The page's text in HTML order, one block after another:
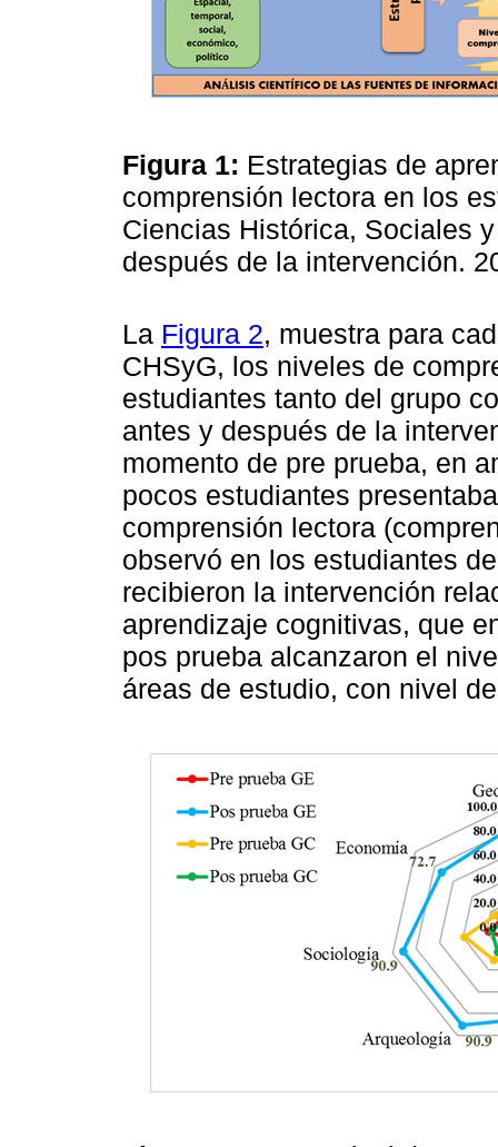
Figura 1: Estrategias de
comprensión lectora en los
Ciencias Histórica, Sociales
después de la intervención.
La Figura 2, muestra para
CHSyG, los niveles de
estudiantes tanto del grupo
antes y después de la
momento de pre prueba, en
pocos estudiantes
comprensión lectora
observó en los estudiantes
recibieron la intervención
aprendizaje cognitivas, que
pos prueba alcanzaron el
áreas de estudio, con nivel